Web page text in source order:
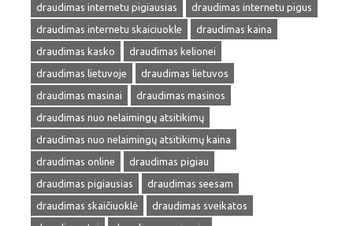
draudimas internetu pigiausias
draudimas internetu pigus
draudimas internetu skaiciuokle
draudimas kaina
draudimas kasko
draudimas kelionei
draudimas lietuvoje
draudimas lietuvos
draudimas masinai
draudimas masinos
draudimas nuo nelaimingų atsitikimų
draudimas nuo nelaimingų atsitikimų kaina
draudimas online
draudimas pigiau
draudimas pigiausias
draudimas seesam
draudimas skaičiuoklė
draudimas sveikatos